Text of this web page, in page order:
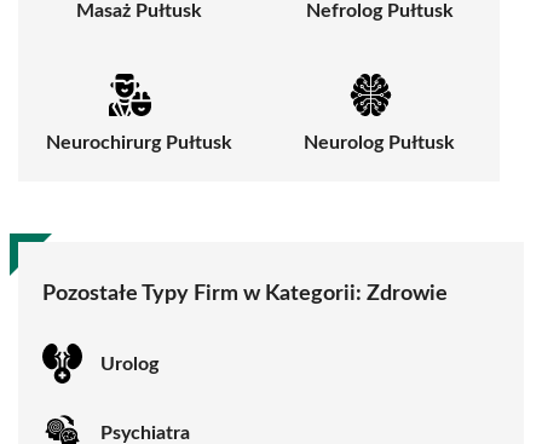
Masaż Pułtusk Nefrolog Pułtusk
Neurochirurg Pułtusk Neurolog Pułtusk
Pozostałe Typy Firm w Kategorii: Zdrowie
Urolog
Psychiatra